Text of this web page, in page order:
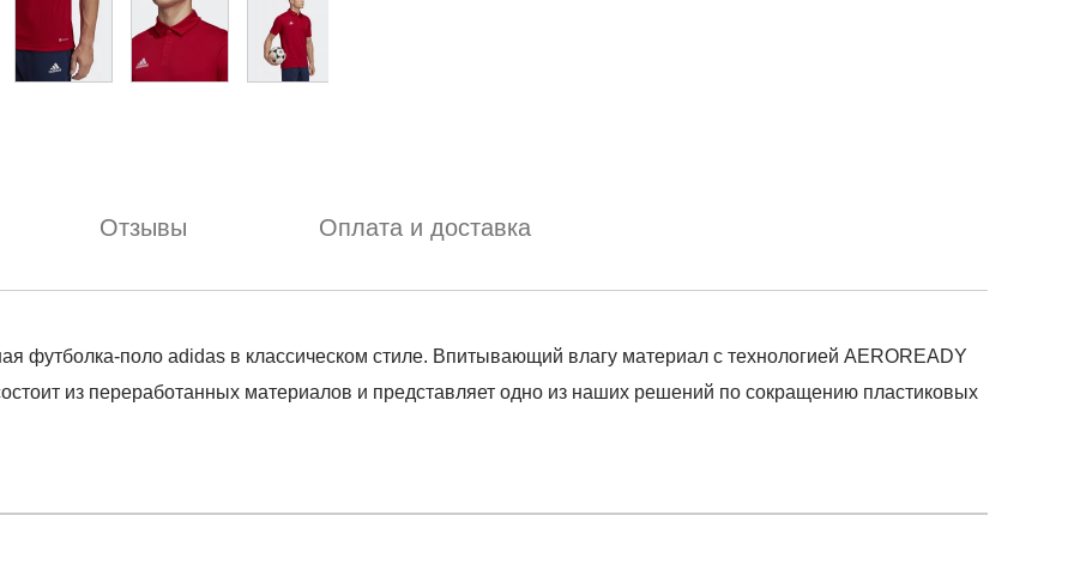
Отзывы Оплата и доставка
футболка-поло adidas в классическом стиле. Впитывающий влагу материал с технологией AEROREADY
из переработанных материалов и представляет одно из наших решений по сокращению пластиковых